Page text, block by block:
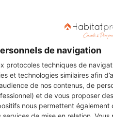
de navigation
protocoles techniques de
et technologies similaires afin
de nos contenus, de
et de vous proposer
nous permettent
Revue de presse